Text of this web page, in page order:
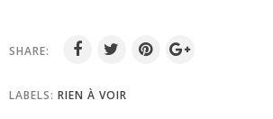
SHARE:
LABELS: RIEN À VOIR